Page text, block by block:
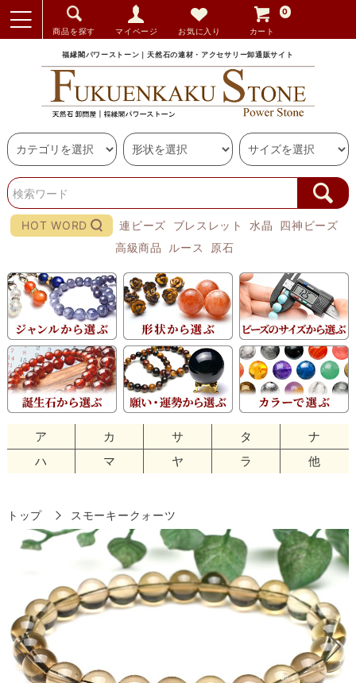
商品を探す マイページ お気に入り カート
0
福縁閣パワーストーン｜天然石の連材・アクセサリー卸通販サイト
HOT WORD 連ビーズ ブレスレット 水晶
四神ビーズ
高級商品
ルース 原石
ア カ サ タ
ナ
ハ
マ ヤ ラ 他
トップ スモーキークォーツ